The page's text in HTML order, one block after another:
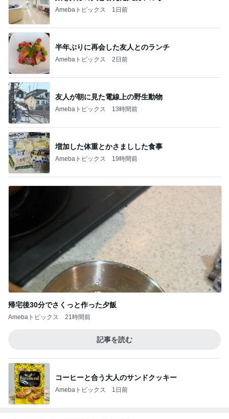
Amebaトピックス 1日前
半年ぶりに再会した友人とのランチ
Amebaトピックス 2日前
友人が朝に見た電線上の野生動物
Amebaトピックス 13時間前
増加した体重とかさましした食事
Amebaトピックス 19時間前
帰宅後30分でさくっと作った夕飯
Amebaトピックス 21時間前
記事を読む
コーヒーと合う大人のサンドクッキー
Amebaトピックス 1日前